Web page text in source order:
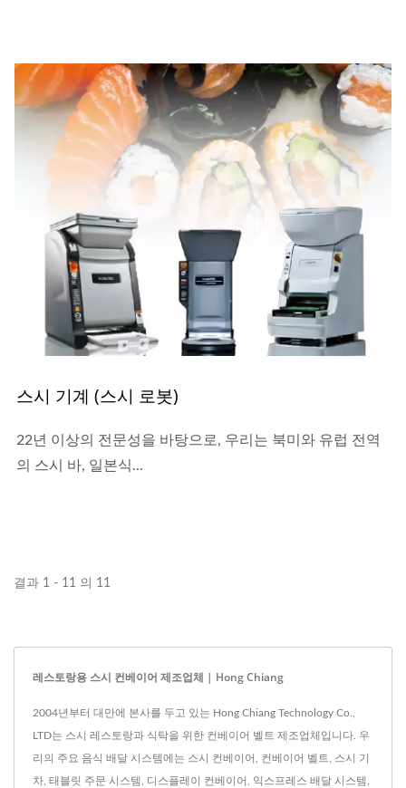
스시 기계 (스시 로봇)
22년 이상의 전문성을 바탕으로, 우리는 북미와 유럽 전역
의 스시 바, 일본식...
결과 1 - 11 의 11
레스토랑용 스시 컨베이어 제조업체 | Hong Chiang
2004년부터 대만에 본사를 두고 있는 Hong Chiang Technology Co.,
LTD는 스시 레스토랑과 식탁을 위한 컨베이어 벨트 제조업체입니다. 우
리의 주요 음식 배달 시스템에는 스시 컨베이어, 컨베이어 벨트, 스시 기
차, 태블릿 주문 시스템, 디스플레이 컨베이어, 익스프레스 배달 시스템,